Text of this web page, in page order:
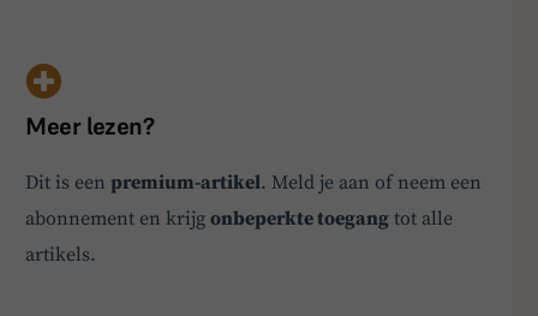
tweedehands lichte vrachtvoertuigen. “55 procent
van de bedrijven kiest voor een deel van hun vloot
vandaag …
Meer lezen?
Dit is eenpremium-artikel. Meld je aan of neem een
abonnement en krijgonbeperkte toegang tot alle
artikels.
BoardBuddy
Hey! Heb je een vraag over goed bestuur? Stel